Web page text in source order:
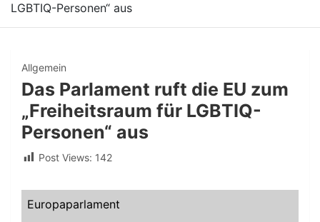
LGBTIQ-Personen“ aus
Allgemein
Das Parlament ruft die EU zum
„Freiheitsraum für LGBTIQ-
Personen“ aus
Post Views: 142
Europaparlament